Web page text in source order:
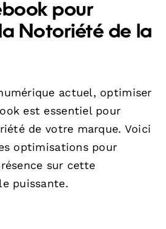
pour
Notoriété de la
actuel, optimiser
est essentiel pour
de votre marque. Voici
optimisations pour
sur cette
puissante.